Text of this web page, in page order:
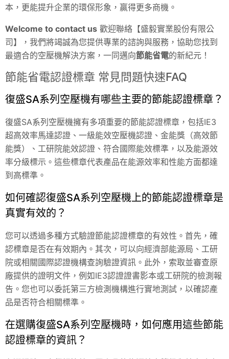
本，更能提升企業的環保形象，贏得更多商機。
Welcome to contact us 歡迎聯絡【盛毅實業股份有限公
司】，我們將竭誠為您提供專業的諮詢與服務，協助您找到
最適合的空壓機解決方案，一同邁向節能省電的新紀元！
節能省電認證標章 常見問題快速FAQ
復盛SA系列空壓機有哪些主要的節能認證標章？
復盛SA系列空壓機擁有多項重要的節能認證標章，包括IE3
超高效率馬達認證、一級能效空壓機認證、金能獎（高效節
能獎）、工研院能效認證、符合國際能效標準，以及能源效
率分級標示。這些標章代表產品在能源效率和性能方面都達
到高標準。
如何確認復盛SA系列空壓機上的節能認證標章是
真實有效的？
您可以透過多種方式驗證節能認證標章的有效性。首先，確
認標章是否在有效期內。其次，可以向經濟部能源局、工研
院或相關國際認證機構查詢驗證資訊。此外，索取並審查原
廠提供的證明文件，例如IE3認證證書影本或工研院的檢測報
告。您也可以委託第三方檢測機構進行實地測試，以確認產
品是否符合相關標準。
在選購復盛SA系列空壓機時，如何應用這些節能
認證標章的資訊？